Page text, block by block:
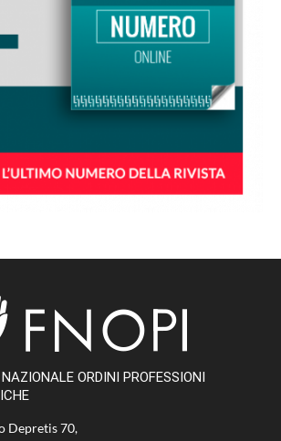
ORDINI PROFESSIONI
Depretis 70,